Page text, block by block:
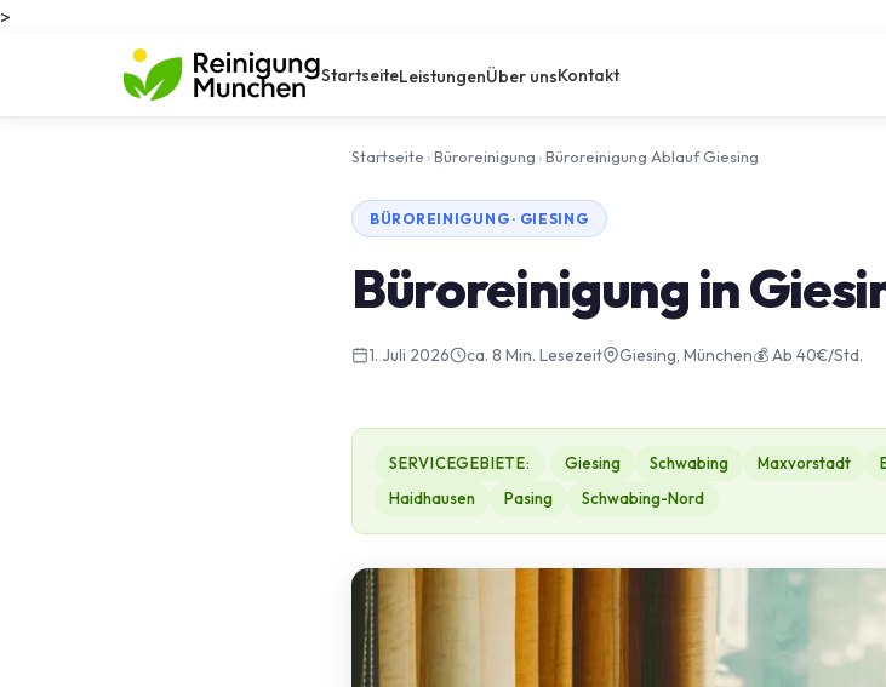
>
StartseiteLeistungenÜber unsKontakt
Startseite ›Büroreinigung ›Büroreinigung Ablauf Giesing
BÜROREINIGUNG · GIESING
Büroreinigung in
1. Juli 2026 ca. 8 Min. Lesezeit Giesing, München💰 Ab 40€/Std.
SERVICEGEBIETE: Giesing Schwabing Maxvorstadt
Haidhausen
Pasing Schwabing-Nord